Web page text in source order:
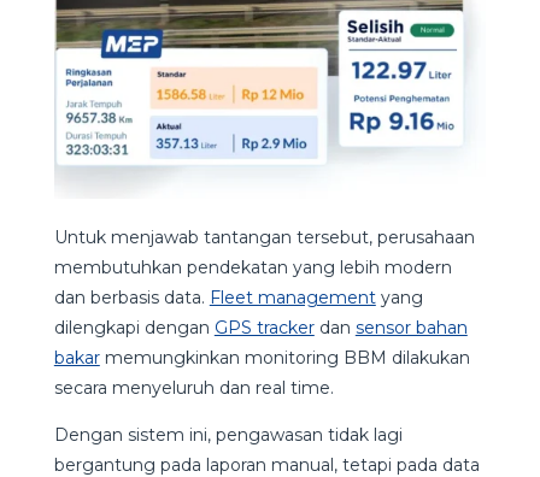
Untuk menjawab tantangan tersebut, perusahaan
membutuhkan pendekatan yang lebih modern
dan berbasis data. Fleet managementyang
dilengkapi dengan GPS trackerdan sensor bahan
bakarmemungkinkan monitoring BBM dilakukan
secara menyeluruh dan real time.
Dengan sistem ini, pengawasan tidak lagi
bergantung pada laporan manual, tetapi pada data